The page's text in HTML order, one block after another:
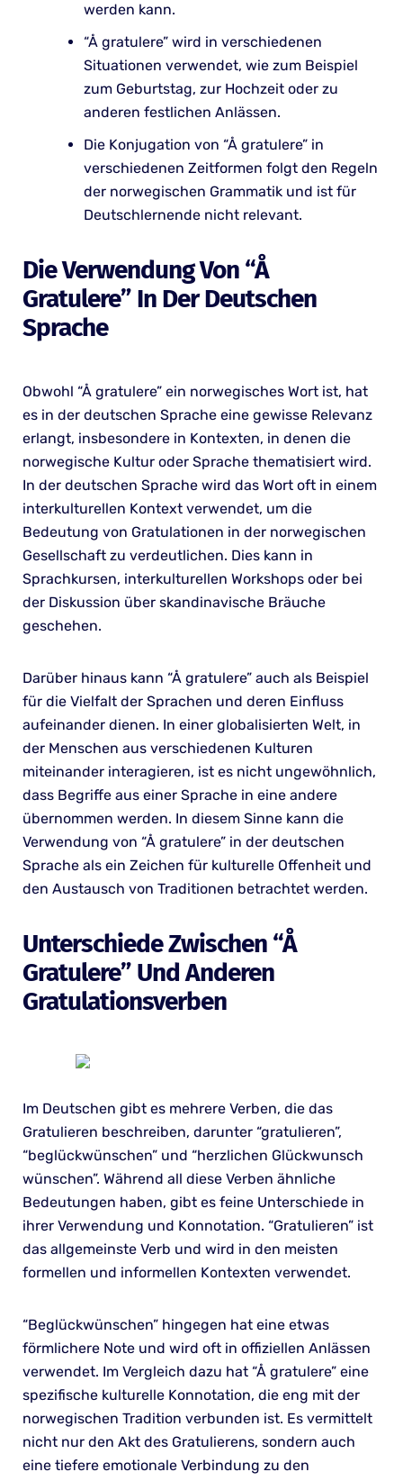
werden kann.
“Å gratulere” wird in verschiedenen
Situationen verwendet, wie zum Beispiel
zum Geburtstag, zur Hochzeit oder zu
anderen festlichen Anlässen.
Die Konjugation von “Å gratulere” in
verschiedenen Zeitformen folgt den Regeln
der norwegischen Grammatik und ist für
Deutschlernende nicht relevant.
Die Verwendung Von “Å
Gratulere” In Der Deutschen
Sprache
Obwohl “Å gratulere” ein norwegisches Wort ist, hat
es in der deutschen Sprache eine gewisse Relevanz
erlangt, insbesondere in Kontexten, in denen die
norwegische Kultur oder Sprache thematisiert wird.
In der deutschen Sprache wird das Wort oft in einem
interkulturellen Kontext verwendet, um die
Bedeutung von Gratulationen in der norwegischen
Gesellschaft zu verdeutlichen. Dies kann in
Sprachkursen, interkulturellen Workshops oder bei
der Diskussion über skandinavische Bräuche
geschehen.
Darüber hinaus kann “Å gratulere” auch als Beispiel
für die Vielfalt der Sprachen und deren Einfluss
aufeinander dienen. In einer globalisierten Welt, in
der Menschen aus verschiedenen Kulturen
miteinander interagieren, ist es nicht ungewöhnlich,
dass Begriffe aus einer Sprache in eine andere
übernommen werden. In diesem Sinne kann die
Verwendung von “Å gratulere” in der deutschen
Sprache als ein Zeichen für kulturelle Offenheit und
den Austausch von Traditionen betrachtet werden.
Unterschiede Zwischen “Å
Gratulere” Und Anderen
Gratulationsverben
Im Deutschen gibt es mehrere Verben, die das
Gratulieren beschreiben, darunter “gratulieren”,
“beglückwünschen” und “herzlichen Glückwunsch
wünschen”. Während all diese Verben ähnliche
Bedeutungen haben, gibt es feine Unterschiede in
ihrer Verwendung und Konnotation. “Gratulieren” ist
das allgemeinste Verb und wird in den meisten
formellen und informellen Kontexten verwendet.
“Beglückwünschen” hingegen hat eine etwas
förmlichere Note und wird oft in offiziellen Anlässen
verwendet. Im Vergleich dazu hat “Å gratulere” eine
spezifische kulturelle Konnotation, die eng mit der
norwegischen Tradition verbunden ist. Es vermittelt
nicht nur den Akt des Gratulierens, sondern auch
eine tiefere emotionale Verbindung zu den